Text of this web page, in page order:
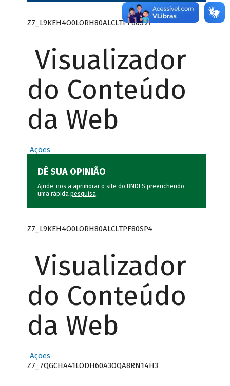
Z7_L9KEH4O0LORH80ALCLTPF80S97
Visualizador
do Conteúdo
da Web
Ações
DÊ SUA OPINIÃO
Ajude-nos a aprimorar o site do BNDES preenchendo
uma rápida pesquisa.
Z7_L9KEH4O0LORH80ALCLTPF80SP4
Visualizador
do Conteúdo
da Web
Ações
Z7_7QGCHA41LODH60A3OQA8RN14H3